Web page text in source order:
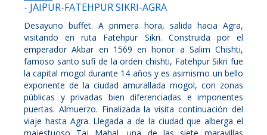
- JAIPUR-FATEHPUR SIKRI-AGRA
Desayuno buffet. A primera hora, salida hacia Agra,
visitando en ruta Fatehpur Sikri. Construida por el
emperador Akbar en 1569 en honor a Salim Chishti,
famoso santo sufí de la orden chishti, Fatehpur Sikri fue
la capital mogol durante 14 años y es asimismo un bello
exponente de la ciudad amurallada mogol, con zonas
públicas y privadas bien diferenciadas e imponentes
puertas. Almuerzo. Finalizada la visita continuación del
viaje hasta Agra. Llegada a de la ciudad que alberga el
majestuoso Taj Mahal, una de las siete maravillas